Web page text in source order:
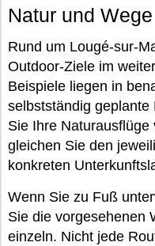
Natur und
Rund um Lougé-sur-
Outdoor-Ziele im
Beispiele liegen in
selbstständig
Sie Ihre Naturausflüge
gleichen Sie den
konkreten
Wenn Sie zu Fuß
Sie die vorgesehenen
einzeln. Nicht jede